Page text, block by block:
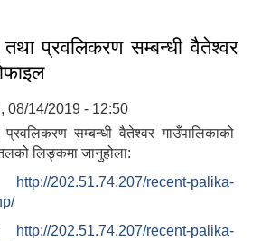
तथा प्रवलिकरण सम्बन्धी वैतेश्वर
08/14/2019 - 12:50
सम्बन्धी वैतेश्वर गाउँपालिकाको
लिङ्कमा जानुहोला:
http://202.51.74.207/recent-palika-
http://202.51.74.207/recent-palika-